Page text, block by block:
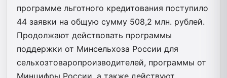
программе льготного кредитования поступило
44 заявки на общую сумму 508,2 млн. рублей.
Продолжают действовать программы
поддержки от Минсельхоза России для
сельхозтоваропроизводителей, программы от
Минцифры России, а также действуют